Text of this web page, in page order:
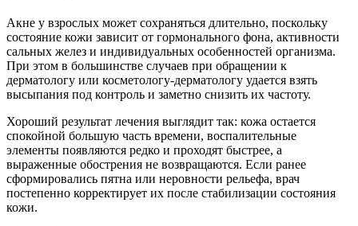
Акне у взрослых может сохраняться длительно, поскольку
состояние кожи зависит от гормонального фона, активности
сальных желез и индивидуальных особенностей организма.
При этом в большинстве случаев при обращении к
дерматологу или косметологу-дерматологу удается взять
высыпания под контроль и заметно снизить их частоту.
Хороший результат лечения выглядит так: кожа остается
спокойной большую часть времени, воспалительные
элементы появляются редко и проходят быстрее, а
выраженные обострения не возвращаются. Если ранее
сформировались пятна или неровности рельефа, врач
постепенно корректирует их после стабилизации состояния
кожи.